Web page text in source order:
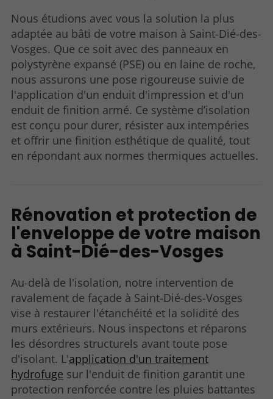
Nous étudions avec vous la solution la plus
adaptée au bâti de votre maison à Saint-Dié-des-
Vosges. Que ce soit avec des panneaux en
polystyrène expansé (PSE) ou en laine de roche,
nous assurons une pose rigoureuse suivie de
l'application d'un enduit d'impression et d'un
enduit de finition armé. Ce système d’isolation
est conçu pour durer, résister aux intempéries
et offrir une finition esthétique de qualité, tout
en répondant aux normes thermiques actuelles.
Rénovation et protection de
l'enveloppe de votre maison
à Saint-Dié-des-Vosges
Au-delà de l'isolation, notre intervention de
ravalement de façade à Saint-Dié-des-Vosges
vise à restaurer l'étanchéité et la solidité des
murs extérieurs. Nous inspectons et réparons
les désordres structurels avant toute pose
d'isolant. L'application d'un traitement
hydrofuge sur l'enduit de finition garantit une
protection renforcée contre les pluies battantes